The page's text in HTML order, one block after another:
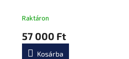
Raktáron
57 000 Ft
Kosárba